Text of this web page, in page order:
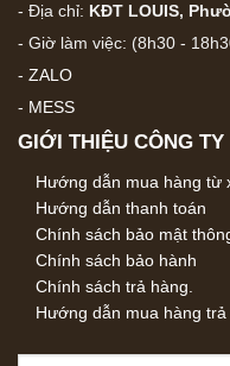
- Địa chỉ: KĐT LOUIS,
- Giờ làm việc: (8h30 -
- ZALO
- MESS
GIỚI THIỆU CÔNG TY
Hướng dẫn mua hàng từ
Hướng dẫn thanh toán
Chính sách bảo mật
Chính sách bảo hành
Chính sách trả hàng.
Hướng dẫn mua hàng trả